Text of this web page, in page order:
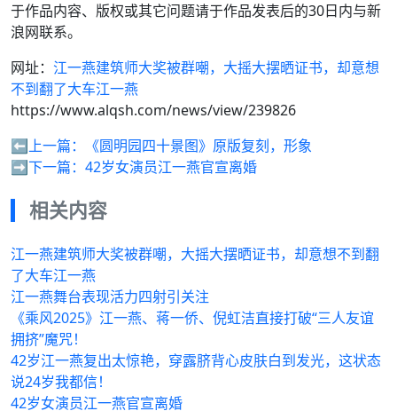
于作品内容、版权或其它问题请于作品发表后的30日内与新
浪网联系。
网址： 江一燕建筑师大奖被群嘲，大摇大摆晒证书，却意想
不到翻了大车江一燕
https://www.alqsh.com/news/view/239826
⬅️上一篇：
《圆明园四十景图》原版复刻，形象
➡️下一篇： 42岁女演员江一燕官宣离婚
相关内容
江一燕建筑师大奖被群嘲，大摇大摆晒证书，却意想不到翻
了大车江一燕
江一燕舞台表现活力四射引关注
《乘风2025》江一燕、蒋一侨、倪虹洁直接打破“三人友谊
拥挤”魔咒！
42岁江一燕复出太惊艳，穿露脐背心皮肤白到发光，这状态
说24岁我都信！
42岁女演员江一燕官宣离婚